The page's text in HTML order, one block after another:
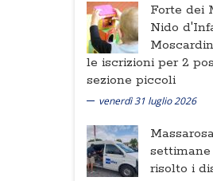
Forte dei
Nido
le iscrizioni per 2
sezione piccoli
venerdì 31 luglio 2026
risolto i